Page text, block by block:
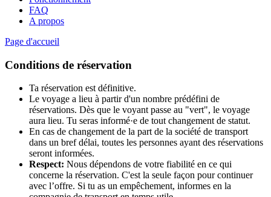
FAQ
A propos
Page d'accueil
Conditions de réservation
Ta réservation est définitive.
Le voyage a lieu à partir d'un nombre prédéfini de
réservations. Dès que le voyant passe au "vert", le voyage
aura lieu. Tu seras informé·e de tout changement de statut.
En cas de changement de la part de la société de transport
dans un bref délai, toutes les personnes ayant des réservations
seront informées.
Respect: Nous dépendons de votre fiabilité en ce qui
concerne la réservation. C'est la seule façon pour continuer
avec l’offre. Si tu as un empêchement, informes en la